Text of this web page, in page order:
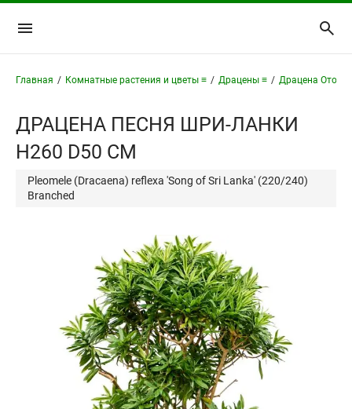
Главная / Комнатные растения и цветы ≡ / Драцены ≡ / Драцена
ДРАЦЕНА ПЕСНЯ ШРИ-ЛАНКИ
H260 D50 СМ
Pleomele (Dracaena) reflexa 'Song of Sri Lanka' (220/240)
Branched